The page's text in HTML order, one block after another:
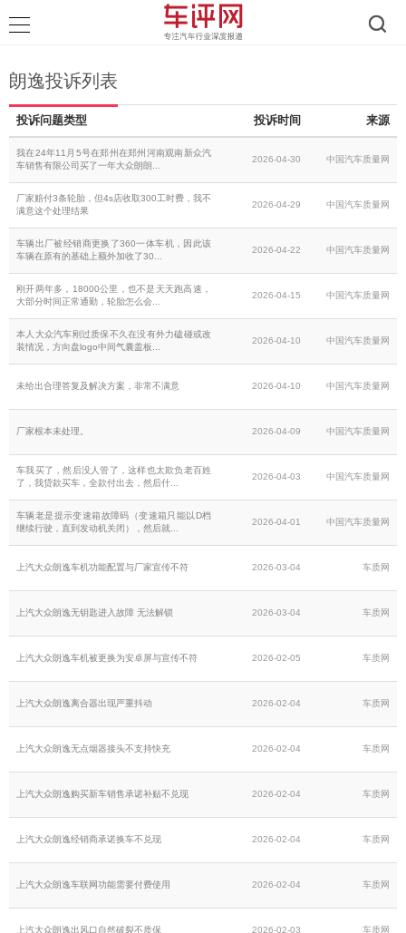
朗逸投诉列表
投诉问题类型 投诉时间 来源
我在24年11月5号在郑州在郑州河南观南新众汽
车销售有限公司买了一年大众朗朗...
2026-04-30 中国汽车质量网
厂家赔付3条轮胎，但4s店收取300工时费，我不
满意这个处理结果
2026-04-29 中国汽车质量网
车辆出厂被经销商更换了360一体车机，因此该
车辆在原有的基础上额外加收了30...
2026-04-22 中国汽车质量网
刚开两年多，18000公里，也不是天天跑高速，
大部分时间正常通勤，轮胎怎么会...
2026-04-15 中国汽车质量网
本人大众汽车刚过质保不久在没有外力磕碰或改
装情况，方向盘logo中间气囊盖板...
2026-04-10 中国汽车质量网
未给出合理答复及解决方案，非常不满意 2026-04-10 中国汽车质量网
厂家根本未处理。 2026-04-09 中国汽车质量网
车我买了，然后没人管了，这样也太欺负老百姓
了，我贷款买车，全款付出去，然后什...
2026-04-03 中国汽车质量网
车辆老是提示变速箱故障码（变速箱只能以D档
继续行驶，直到发动机关闭），然后就...
2026-04-01 中国汽车质量网
上汽大众朗逸车机功能配置与厂家宣传不符 2026-03-04 车质网
上汽大众朗逸无钥匙进入故障 无法解锁 2026-03-04 车质网
上汽大众朗逸车机被更换为安卓屏与宣传不符 2026-02-05 车质网
上汽大众朗逸离合器出现严重抖动 2026-02-04 车质网
上汽大众朗逸无点烟器接头不支持快充 2026-02-04 车质网
上汽大众朗逸购买新车销售承诺补贴不兑现 2026-02-04 车质网
上汽大众朗逸经销商承诺换车不兑现 2026-02-04 车质网
上汽大众朗逸车联网功能需要付费使用 2026-02-04 车质网
上汽大众朗逸出风口自然破裂不质保 2026-02-03 车质网